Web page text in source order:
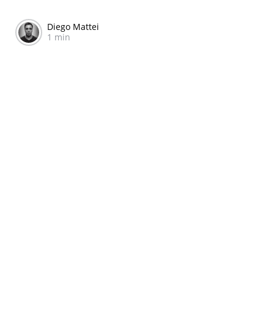
Diego Mattei
1 min